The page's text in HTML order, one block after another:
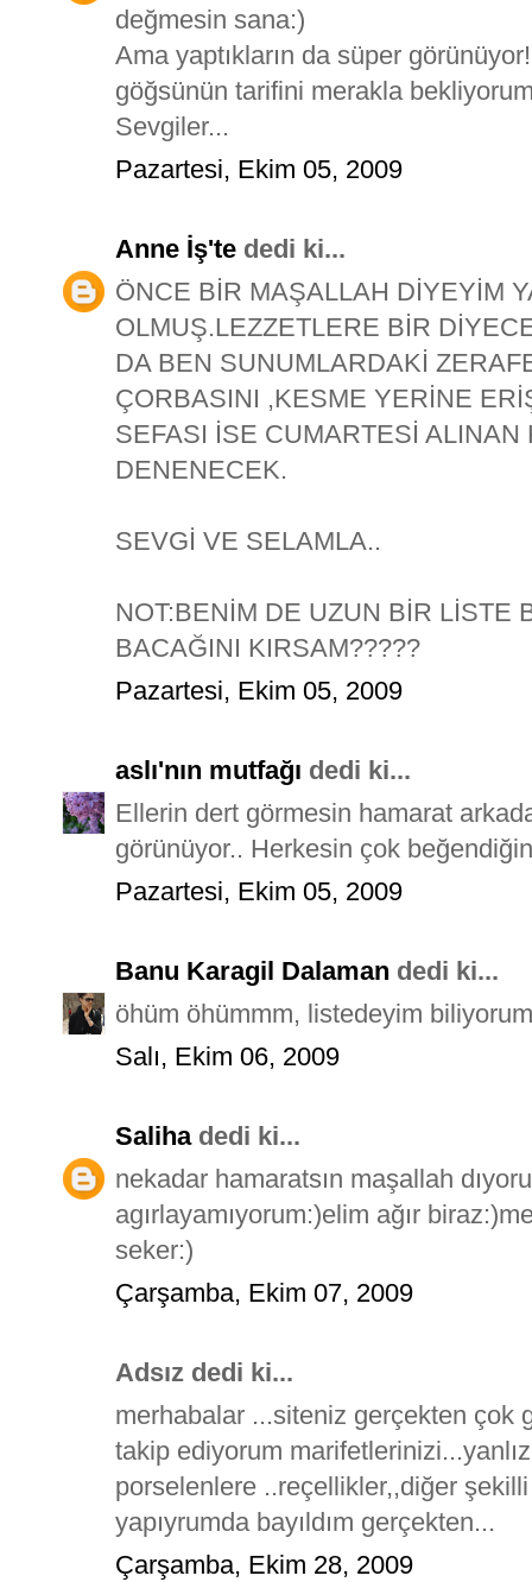
değmesin sana:)
Ama yaptıkların da süper
göğsünün tarifini merakla
Sevgiler...
Pazartesi, Ekim 05, 2009
Anne İş'te dedi ki...
ÖNCE BİR MAŞALLAH DİYEYİM
OLMUŞ.LEZZETLERE BİR
DA BEN SUNUMLARDAKİ
ÇORBASINI ,KESME YERİNE
SEFASI İSE CUMARTESİ
DENENECEK.
SEVGİ VE SELAMLA..
NOT:BENİM DE UZUN BİR LİSTE
BACAĞINI KIRSAM?????
Pazartesi, Ekim 05, 2009
aslı'nın mutfağı dedi ki...
Ellerin dert görmesin hamarat
görünüyor.. Herkesin çok
Pazartesi, Ekim 05, 2009
Banu Karagil Dalaman dedi ki...
öhüm öhümmm, listedeyim
Salı, Ekim 06, 2009
Salihadedi ki...
nekadar hamaratsın maşallah
agırlayamıyorum:)elim ağır
seker:)
Çarşamba, Ekim 07, 2009
Adsız dedi ki...
merhabalar ...siteniz gerçekten çok
takip ediyorum
porselenlere ..reçellikler,,diğer
yapıyrumda bayıldım gerçekten...
Çarşamba, Ekim 28, 2009